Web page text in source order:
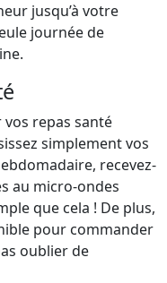
jusqu’à votre
journée de
vos repas santé
simplement vos
recevez-
au micro-ondes
que cela ! De plus,
pour commander
oublier de